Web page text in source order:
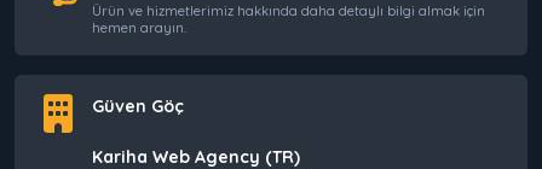
Ürün ve hizmetlerimiz hakkında daha detaylı bilgi almak için
hemen arayın.
Güven Göç
Kariha Web Agency (TR)